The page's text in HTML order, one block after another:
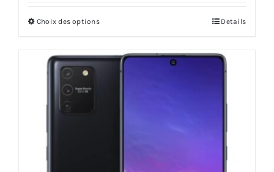
Choix des options Details